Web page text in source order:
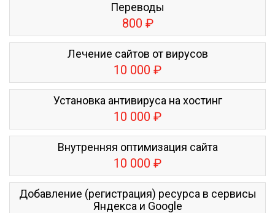
Переводы
800 ₽
Лечение сайтов от вирусов
10 000 ₽
Установка антивируса на хостинг
10 000 ₽
Внутренняя оптимизация сайта
10 000 ₽
Добавление (регистрация) ресурса в сервисы
Яндекса и Google